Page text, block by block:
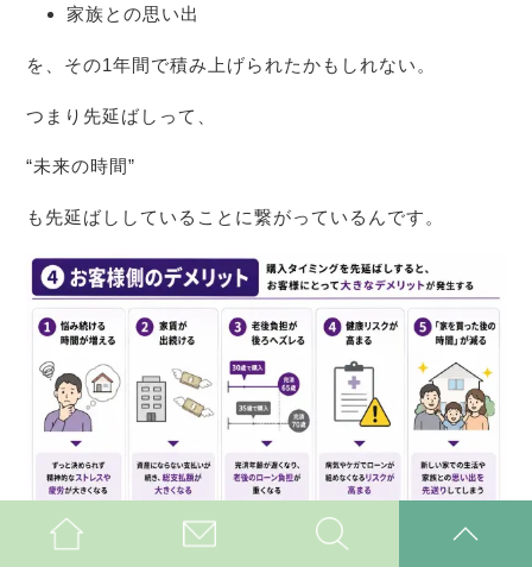
家族との思い出
を、その1年間で積み上げられたかもしれない。
つまり先延ばしって、
“未来の時間”
も先延ばししていることに繋がっているんです。